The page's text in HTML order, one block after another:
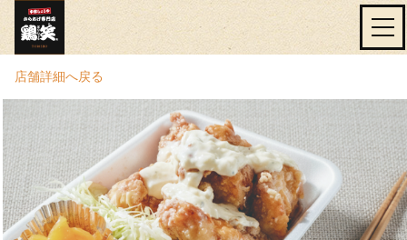
店舗詳細へ戻る